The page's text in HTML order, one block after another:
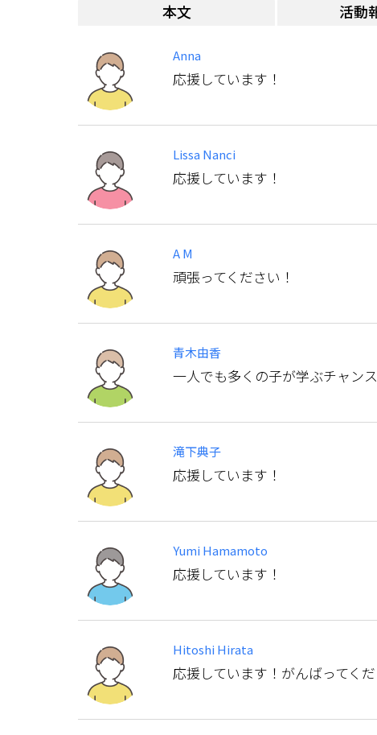
本文 活動
Anna
応援しています！
Lissa Nanci
応援しています！
A M
頑張ってください！
青木由香
一人でも多くの子が学ぶチャン
滝下典子
応援しています！
Yumi Hamamoto
応援しています！
Hitoshi Hirata
応援しています！がんばってくだ